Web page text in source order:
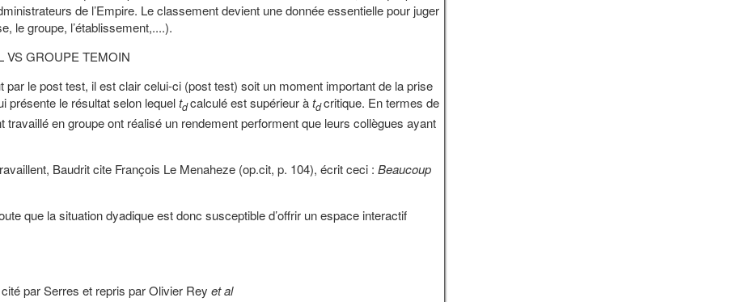
de l’Empire. Le classement devient une donnée essentielle pour juger
le groupe, l’établissement,....).
VS GROUPE TEMOIN
par le post test, il est clair celui-ci (post test) soit un moment important de la prise
présente le résultat selon lequeltdcalculé est supérieur àtdcritique. En termes de
en groupe ont réalisé un rendement performent que leurs collègues ayant
Baudrit cite François Le Menaheze (op.cit, p. 104), écrit ceci : Beaucoup
que la situation dyadique est donc susceptible d’offrir un espace interactif
par Serres et repris par Olivier Rey et al